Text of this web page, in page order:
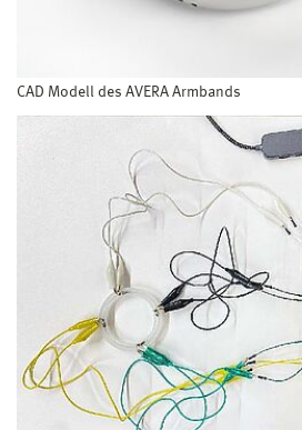
CAD Modell des AVERA Armbands